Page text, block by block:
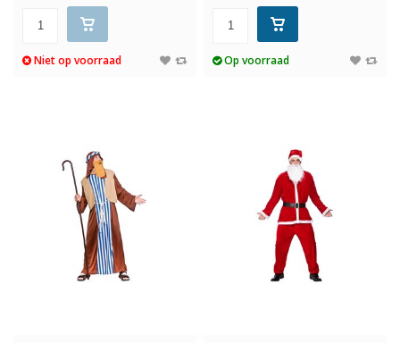
Niet op voorraad Op voorraad